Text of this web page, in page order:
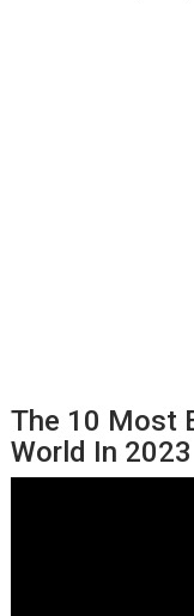
The 10 Most
World In 2023